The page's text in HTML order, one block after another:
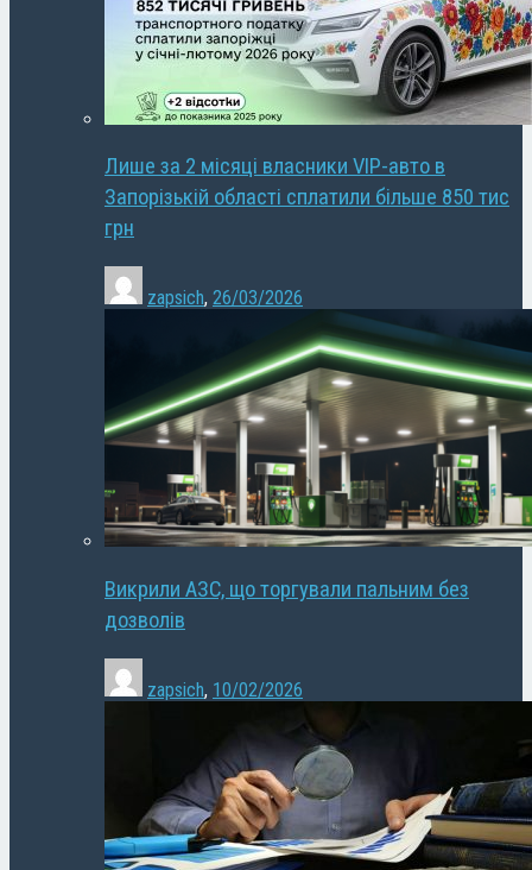
Лише за 2 місяці власники VIP-авто в
Запорізькій області сплатили більше 850 тис
грн
zapsich, 26/03/2026
Викрили АЗС, що торгували пальним без
дозволів
zapsich, 10/02/2026